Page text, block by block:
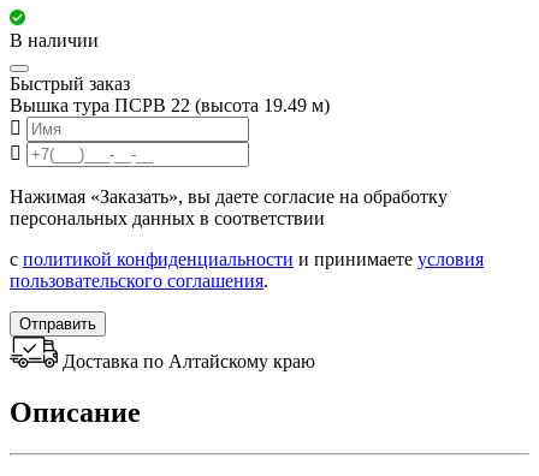
В наличии
Быстрый заказ
Вышка тура ПСРВ 22 (высота 19.49 м)
Нажимая «Заказать», вы даете согласие на обработку
персональных данных в соответствии
с политикой конфиденциальности и принимаете условия
пользовательского соглашения.
Отправить
Доставка по Алтайскому краю
Описание